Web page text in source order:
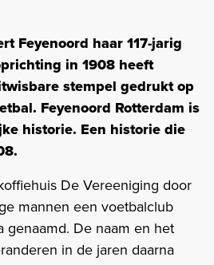
Feyenoord haar 117-jarig
in 1908 heeft
stempel gedrukt op
Feyenoord Rotterdam is
historie. Een historie die
De Vereeniging door
mannen een voetbalclub
genaamd. De naam en het
in de jaren daarna